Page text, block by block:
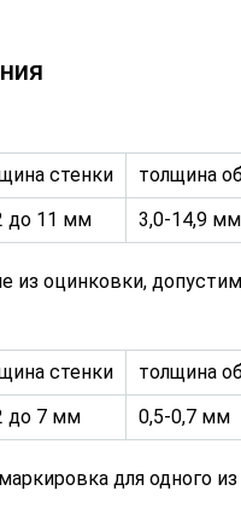
стенки
толщина
до 11 мм 3,0-14,9 мм
из оцинковки,
стенки
толщина
до 7 мм 0,5-0,7 мм
для одного